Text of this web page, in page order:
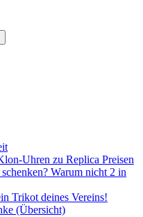
Uhren zu Replica Preisen
Warum nicht 2 in
Trikot deines Vereins!
(Übersicht)